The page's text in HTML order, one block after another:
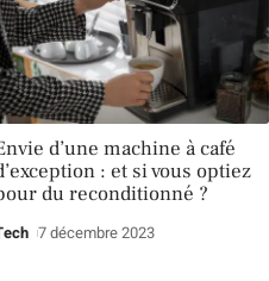
d’une machine à café
: et si vous optiez
du reconditionné ?
7 décembre 2023